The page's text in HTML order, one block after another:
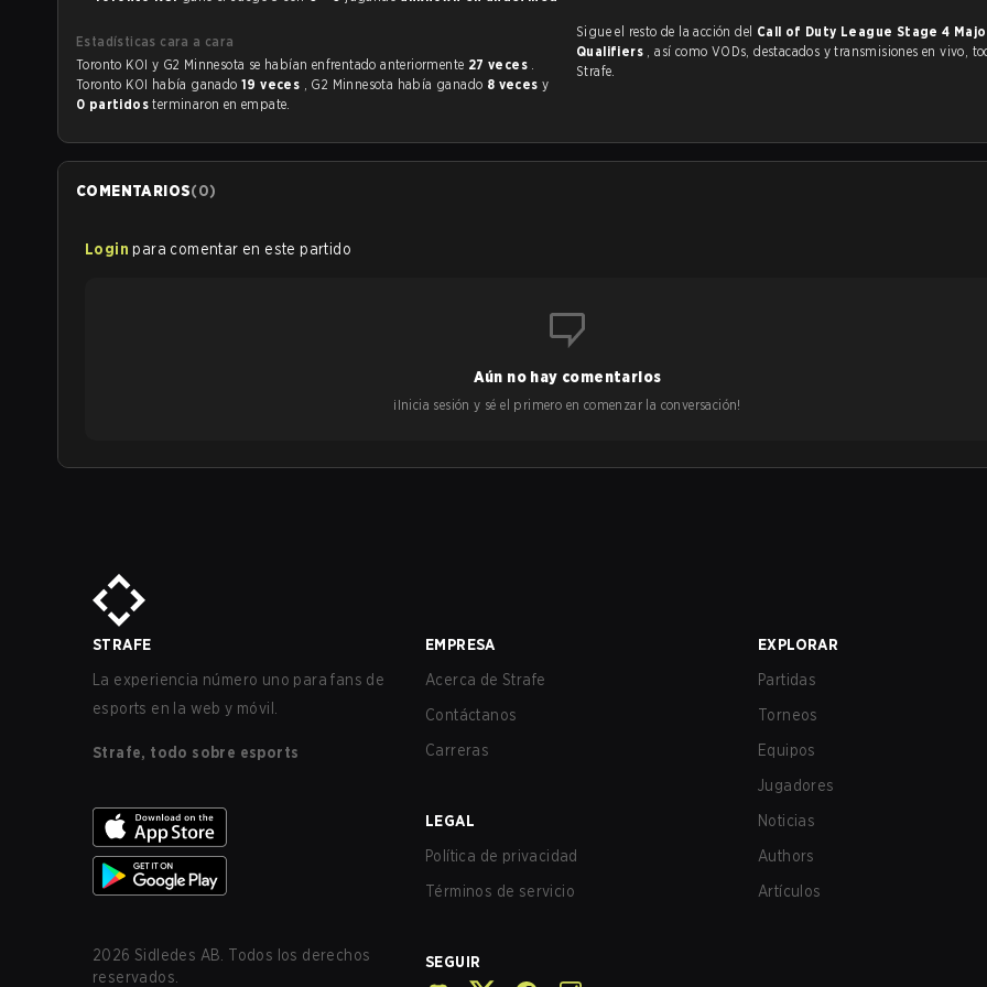
Estadísticas cara a cara
Toronto KOI y G2 Minnesota se habían enfrentado anteriormente 27 veces .
Toronto KOI había ganado 19 veces , G2 Minnesota había ganado 8 veces y
0 partidosterminaron en empate.
Sigue el resto de la acción del Call of Duty League Stage 4
Qualifiers , así como VODs, destacados y transmisiones en vivo, todo en
Strafe.
COMENTARIOS(0)
Login para comentar en este partido
Aún no hay comentarios
¡Inicia sesión y sé el primero en comenzar la conversación!
STRAFE
La experiencia número uno para fans de
esports en la web y móvil.
Strafe, todo sobre esports
2026 Sidledes AB. Todos los derechos
reservados.
EMPRESA
Acerca de Strafe
Contáctanos
Carreras
LEGAL
Política de privacidad
Términos de servicio
SEGUIR
EXPLORAR
Partidas
Torneos
Equipos
Jugadores
Noticias
Authors
Artículos